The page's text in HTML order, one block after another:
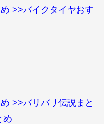
>>バイクタイヤおす
>>バリバリ伝説まと
め